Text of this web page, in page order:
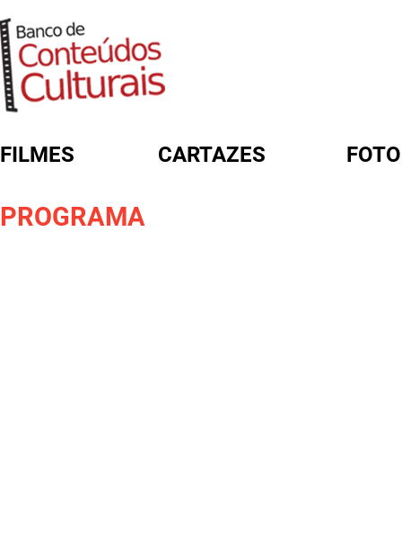
FILMES CARTAZES
PROGRAMAFORMULÁRIO DE BUSCA